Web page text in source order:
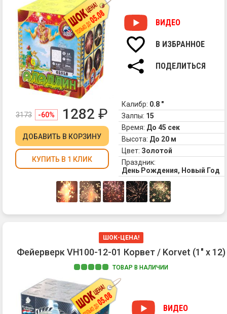
ВИДЕО
В ИЗБРАННОЕ
ПОДЕЛИТЬСЯ
3173 -60% 1282 ₽
ДОБАВИТЬ В КОРЗИНУ
КУПИТЬ В 1 КЛИК
Калибр: 0.8 "
Залпы: 15
Время: До 45 сек
Высота: До 20 м
Цвет: Золотой
Праздник:
День Рождения, Новый Год
ШОК-ЦЕНА!
Фейерверк VH100-12-01 Корвет / Korvet (1" х 12)
ТОВАР В НАЛИЧИИ
ВИДЕО